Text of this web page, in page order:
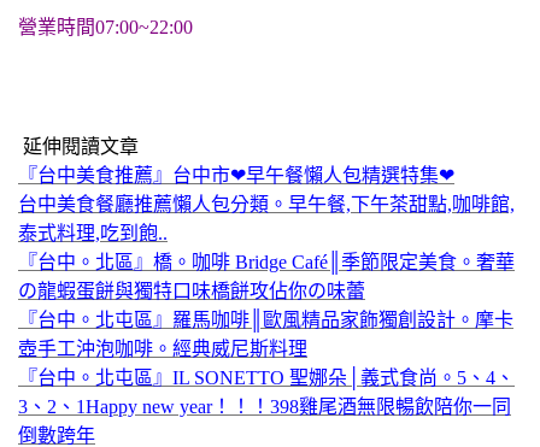
營業時間07:00~22:00
延伸閱讀文章
『台中美食推薦』台中市❤早午餐懶人包精選特集❤
台中美食餐廳推薦懶人包分類。早午餐,下午茶甜點,咖啡館,
泰式料理,吃到飽..
『台中。北區』橋。咖啡 Bridge Café║季節限定美食。奢華
の龍蝦蛋餅與獨特口味橋餅攻佔你の味蕾
『台中。北屯區』羅馬咖啡║歐風精品家飾獨創設計。摩卡
壺手工沖泡咖啡。經典威尼斯料理
『台中。北屯區』IL SONETTO 聖娜朵│義式食尚。5、4、
3、2、1Happy new year！！！398雞尾酒無限暢飲陪你一同
倒數跨年